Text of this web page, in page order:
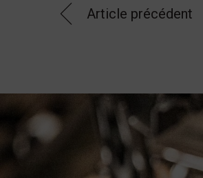
Article précédent